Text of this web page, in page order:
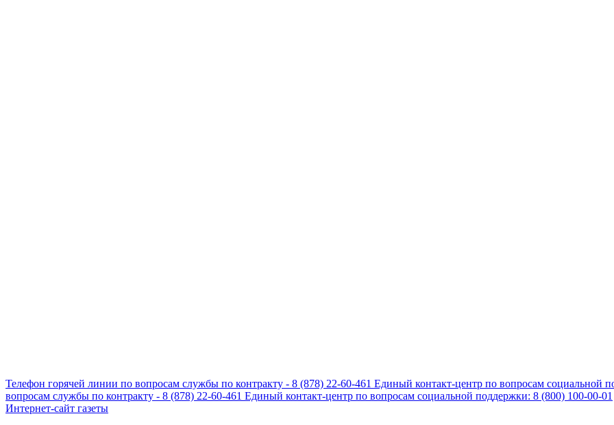
Телефон горячей линии по вопросам службы по контракту - 8 (878) 22-60-461 Единый контакт-центр по вопросам социальной
вопросам службы по контракту - 8 (878) 22-60-461 Единый контакт-центр по вопросам социальной поддержки: 8 (800) 100-00-01
Интернет-сайт газеты